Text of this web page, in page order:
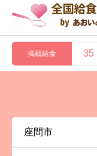
掲載給食 35